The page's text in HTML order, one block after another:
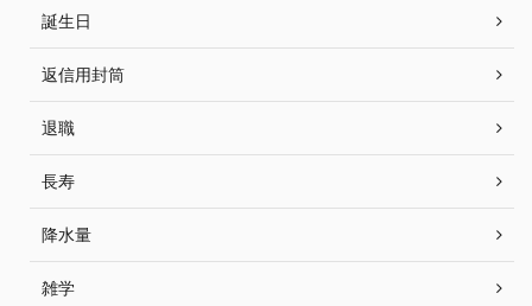
誕生日
返信用封筒
退職
長寿
降水量
雑学